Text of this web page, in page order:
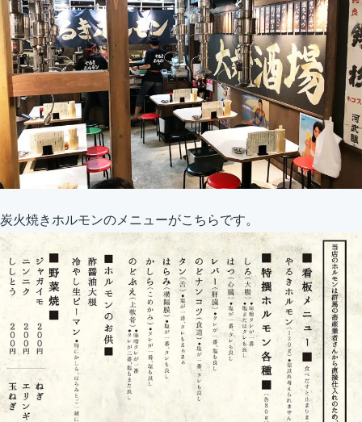
炭火焼きホルモンのメニューがこちらです。